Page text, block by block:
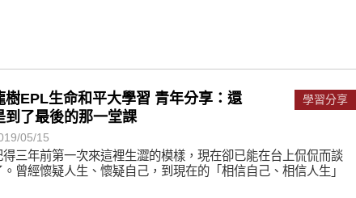
樹EPL生命和平大學習 青年分享：還
到了最後的那一堂課
05/15
得三年前第一次來這裡生澀的模樣，現在卻已能在台上侃侃而談
。曾經懷疑人生、懷疑自己，到現在的「相信自己、相信人生」
學習分享